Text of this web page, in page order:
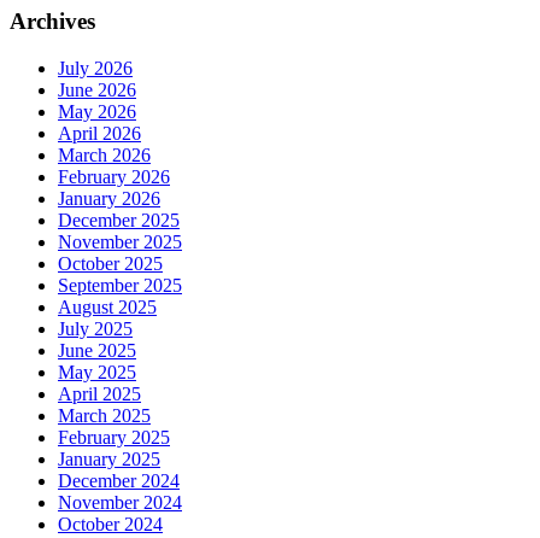
Archives
July 2026
June 2026
May 2026
April 2026
March 2026
February 2026
January 2026
December 2025
November 2025
October 2025
September 2025
August 2025
July 2025
June 2025
May 2025
April 2025
March 2025
February 2025
January 2025
December 2024
November 2024
October 2024